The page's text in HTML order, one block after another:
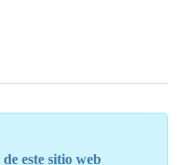
este sitio web